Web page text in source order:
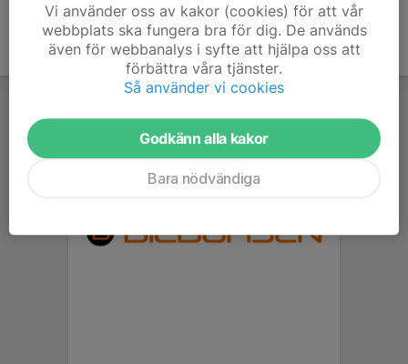
Vi använder oss av kakor (cookies) för att vår
webbplats ska fungera bra för dig. De används
även för webbanalys i syfte att hjälpa oss att
förbättra våra tjänster.
Så använder vi cookies
Godkänn alla kakor
Bara nödvändiga